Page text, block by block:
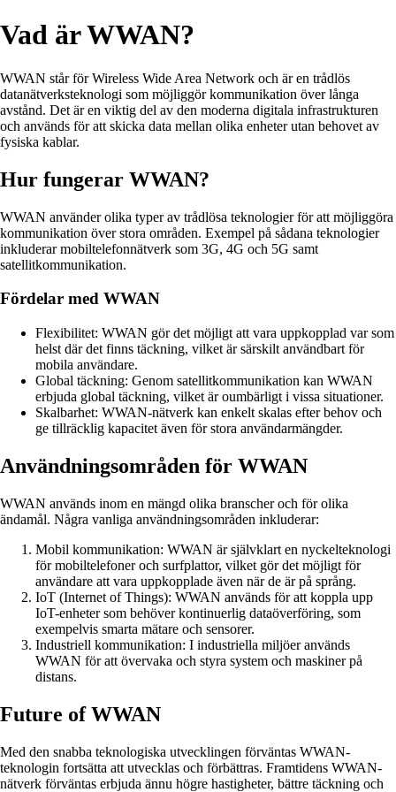
Vad är WWAN?
WWAN står för Wireless Wide Area Network och är en trådlös
datanätverksteknologi som möjliggör kommunikation över långa
avstånd. Det är en viktig del av den moderna digitala infrastrukturen
och används för att skicka data mellan olika enheter utan behovet av
fysiska kablar.
Hur fungerar WWAN?
WWAN använder olika typer av trådlösa teknologier för att möjliggöra
kommunikation över stora områden. Exempel på sådana teknologier
inkluderar mobiltelefonnätverk som 3G, 4G och 5G samt
satellitkommunikation.
Fördelar med WWAN
Flexibilitet: WWAN gör det möjligt att vara uppkopplad var som
helst där det finns täckning, vilket är särskilt användbart för
mobila användare.
Global täckning: Genom satellitkommunikation kan WWAN
erbjuda global täckning, vilket är oumbärligt i vissa situationer.
Skalbarhet: WWAN-nätverk kan enkelt skalas efter behov och
ge tillräcklig kapacitet även för stora användarmängder.
Användningsområden för WWAN
WWAN används inom en mängd olika branscher och för olika
ändamål. Några vanliga användningsområden inkluderar:
Mobil kommunikation: WWAN är självklart en nyckelteknologi
för mobiltelefoner och surfplattor, vilket gör det möjligt för
användare att vara uppkopplade även när de är på språng.
IoT (Internet of Things): WWAN används för att koppla upp
IoT-enheter som behöver kontinuerlig dataöverföring, som
exempelvis smarta mätare och sensorer.
Industriell kommunikation: I industriella miljöer används
WWAN för att övervaka och styra system och maskiner på
distans.
Future of WWAN
Med den snabba teknologiska utvecklingen förväntas WWAN-
teknologin fortsätta att utvecklas och förbättras. Framtidens WWAN-
nätverk förväntas erbjuda ännu högre hastigheter, bättre täckning och